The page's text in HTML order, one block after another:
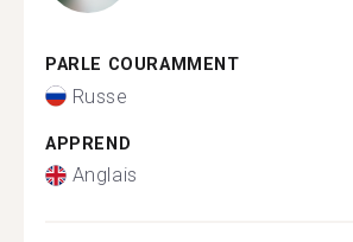
PARLE COURAMMENT
Russe
APPREND
Anglais